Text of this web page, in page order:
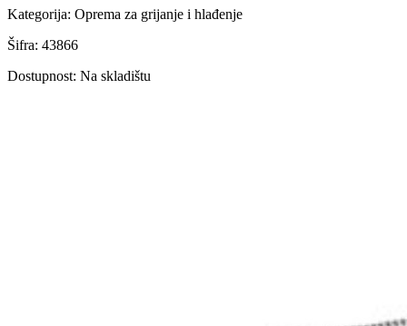
Kategorija: Oprema za grijanje i hlađenje
Šifra: 43866
Dostupnost: Na skladištu